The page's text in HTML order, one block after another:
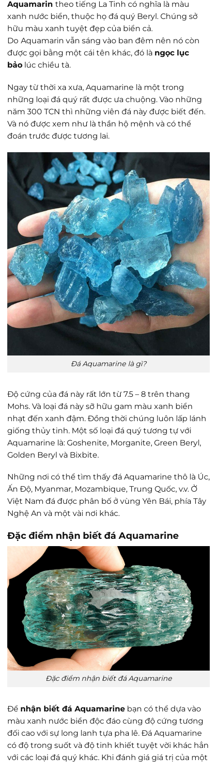
Aquamarin theo tiếng La Tinh có nghĩa là màu
xanh nước biển, thuộc họ đá quý Beryl. Chúng sở
hữu màu xanh tuyệt đẹp của biển cả.
Do Aquamarin vẫn sáng vào ban đêm nên nó còn
được gọi bằng một cái tên khác, đó là ngọc lục
bảo lúc chiều tà.
Ngay từ thời xa xưa, Aquamarine là một trong
những loại đá quý rất được ưa chuộng. Vào những
năm 300 TCN thì những viên đá này được biết đến.
Và nó được xem như là thần hộ mệnh và có thể
đoán trước được tương lai.
Đá Aquamarine là gì?
Độ cứng của đá này rất lớn từ 7.5 – 8 trên thang
Mohs. Và loại đá này sỡ hữu gam màu xanh biển
nhạt đến xanh đậm. Đồng thời chúng luôn lấp lánh
giống thủy tinh. Một số loại đá quý tương tự với
Aquamarine là: Goshenite, Morganite, Green Beryl,
Golden Beryl và Bixbite.
Những nơi có thể tìm thấy đá Aquamarine thô là Úc,
Ấn Độ, Myanmar, Mozambique, Trung Quốc, v.v. Ở
Việt Nam đá được phân bố ở vùng Yên Bái, phía Tây
Nghệ An và một vài nơi khác.
Đặc điểm nhận biết đá Aquamarine
Đặc điểm nhận biết đá Aquamarine
Để nhận biết đá Aquamarine bạn có thể dựa vào
màu xanh nước biển độc đáo cùng độ cứng tương
đối cao với sự long lanh tựa pha lê. Đá Aquamarine
có độ trong suốt và độ tinh khiết tuyệt vời khác hẳn
với các loại đá quý khác. Khi đánh giá giá trị của một